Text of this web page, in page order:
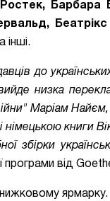
інші.
до
низка
Маріам
книги
збірки
програми від
ярмарку.